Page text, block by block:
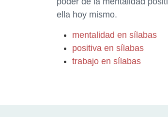
ella hoy mismo.
mentalidad en sílabas
positiva en sílabas
trabajo en sílabas